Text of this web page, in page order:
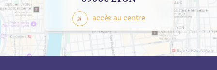
accès au centre